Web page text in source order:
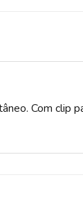
Com clip